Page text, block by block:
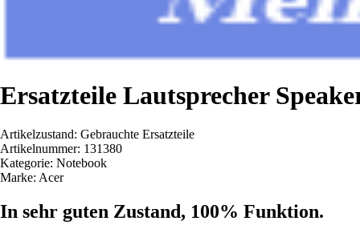
Ersatzteile Lautsprecher
Artikelzustand: Gebrauchte Ersatzteile
Artikelnummer: 131380
Kategorie: Notebook
Marke: Acer
In sehr guten Zustand, 100% Funktion.